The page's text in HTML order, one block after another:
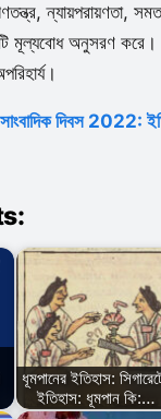
ন্যায়পরায়ণতা,
মূল্যবোধ অনুসরণ করে।
দিবস 2022:
ধূমপানের ইতিহাস:
ইতিহাস: ধূমপান কি:…